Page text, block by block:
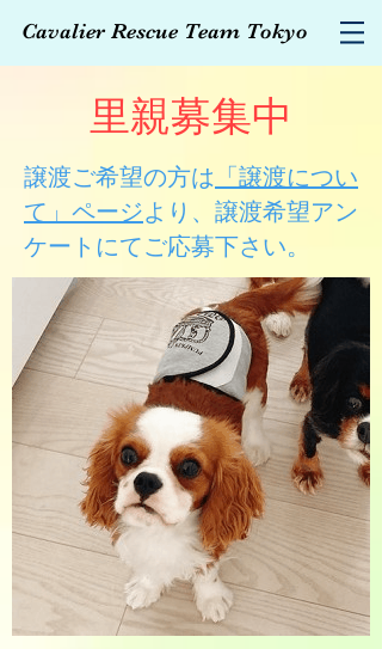
Cavalier Rescue Team Tokyo
里親募集中
譲渡ご希望の方は 「譲渡につい
て」ページより、譲渡希望アン
ケートにてご応募下さい。